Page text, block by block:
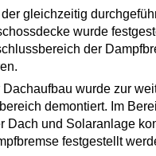
der gleichzeitig
wurde
der
Dachaufbau wurde zur
demontiert. Im
Dach und Solaranlage
festgestellt